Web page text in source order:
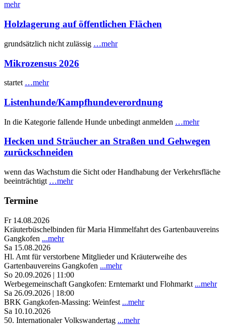
mehr
Holzlagerung auf öffentlichen Flächen
grundsätzlich nicht zulässig …mehr
Mikrozensus 2026
startet …mehr
Listenhunde/Kampfhundeverordnung
In die Kategorie fallende Hunde unbedingt anmelden …mehr
Hecken und Sträucher an Straßen und Gehwegen
zurückschneiden
wenn das Wachstum die Sicht oder Handhabung der Verkehrsfläche
beeinträchtigt …mehr
Termine
Fr 14.08.2026
Kräuterbüschelbinden für Maria Himmelfahrt des Gartenbauvereins
Gangkofen ...mehr
Sa 15.08.2026
Hl. Amt für verstorbene Mitglieder und Kräuterweihe des
Gartenbauvereins Gangkofen ...mehr
So 20.09.2026 | 11:00
Werbegemeinschaft Gangkofen: Erntemarkt und Flohmarkt ...mehr
Sa 26.09.2026 | 18:00
BRK Gangkofen-Massing: Weinfest ...mehr
Sa 10.10.2026
50. Internationaler Volkswandertag ...mehr